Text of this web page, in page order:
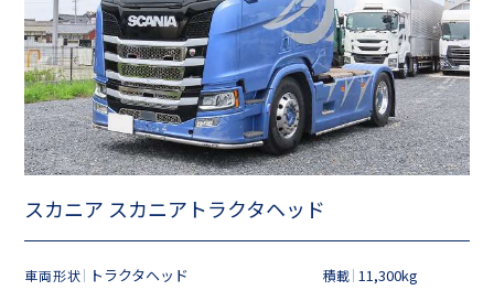
スカニア スカニアトラクタヘッド
車両形状 トラクタヘッド 積載 11,300kg